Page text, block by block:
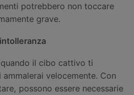
potrebbero non toccare
grave.
il cibo cattivo ti
velocemente. Con
possono essere necessarie